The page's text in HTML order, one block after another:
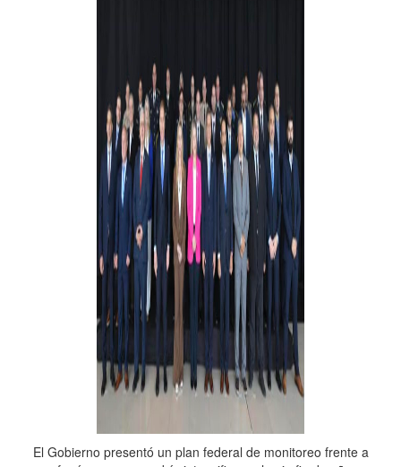
El Gobierno presentó un plan federal de monitoreo frente a